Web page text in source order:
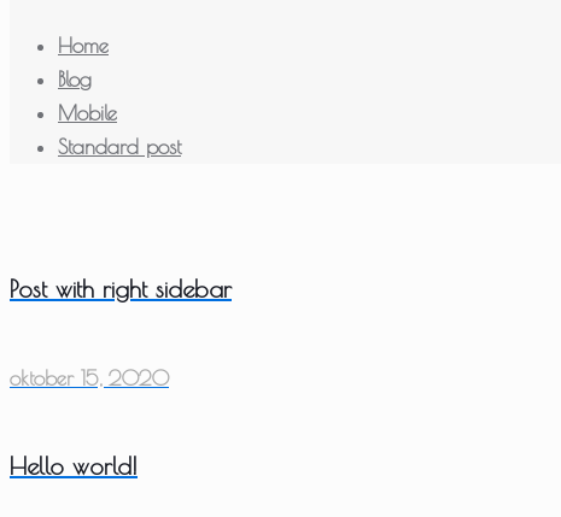
Home
Blog
Mobile
Standard post
Post with right sidebar
oktober 15, 2020
Hello world!